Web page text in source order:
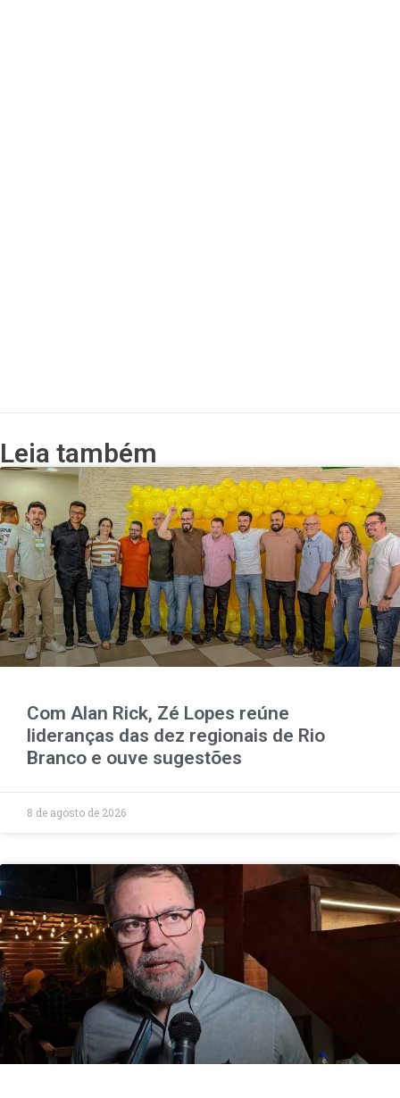
Leia também
Com Alan Rick, Zé Lopes reúne
lideranças das dez regionais de Rio
Branco e ouve sugestões
8 de agosto de 2026